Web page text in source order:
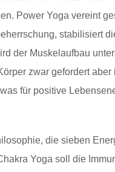
Power Yoga vereint
stabilisiert
der Muskelaufbau
zwar gefordert
für positive
die sieben
Yoga soll die